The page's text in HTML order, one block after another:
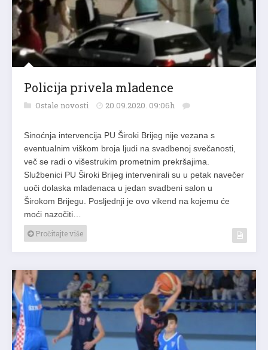
Policija privela mladence
Ostale novosti 20.09.2020. 09:06h
Sinoćnja intervencija PU Široki Brijeg nije vezana s
eventualnim viškom broja ljudi na svadbenoj svečanosti,
več se radi o višestrukim prometnim prekršajima.
Službenici PU Široki Brijeg intervenirali su u petak navečer
uoči dolaska mladenaca u jedan svadbeni salon u
Širokom Brijegu. Posljednji je ovo vikend na kojemu će
moći nazočiti…
Pročitajte više